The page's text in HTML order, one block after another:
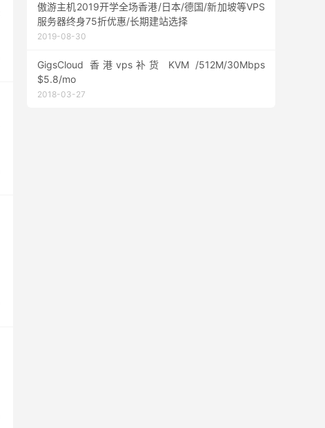
傲游主机2019开学全场香港/日本/德国/新加坡等VPS
服务器终身75折优惠/长期建站选择
2019-08-30
GigsCloud 香港vps补货 KVM /512M/30Mbps
$5.8/mo
2018-03-27